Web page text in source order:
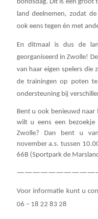
bondsdag. Dit is een groot
land deelnemen, zodat
ook eens tegen én met
En ditmaal is dus de
georganiseerd in Zwolle!
van haar eigen spelers
de trainingen op poten
ondersteuning bij
Bent u ook benieuwd
wilt u eens een bezoekje
Zwolle? Dan bent u
november a.s. tussen
66B (Sportpark de
Voor informatie kunt u
06 – 18 22 83 28